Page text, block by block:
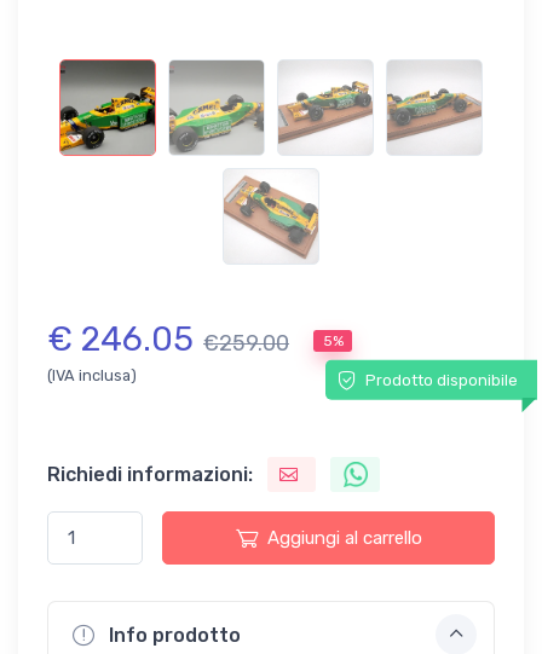
€ 246.05 €259.00 5%
(IVA inclusa) Prodotto disponibile
Richiedi informazioni:
Aggiungi al carrello
Info prodotto